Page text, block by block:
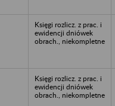
Księgi rozlicz. z prac. i
ewidencji dniówek
obrach., niekompletne
Księgi rozlicz. z prac. i
ewidencji dniówek
obrach., niekompletne